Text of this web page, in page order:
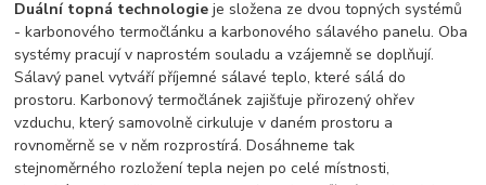
Duální topná technologie je složena ze dvou topných systémů
- karbonového termočlánku a karbonového sálavého panelu. Oba
systémy pracují v naprostém souladu a vzájemně se doplňují.
Sálavý panel vytváří příjemné sálavé teplo, které sálá do
prostoru. Karbonový termočlánek zajišťuje přirozený ohřev
vzduchu, který samovolně cirkuluje v daném prostoru a
rovnoměrně se v něm rozprostírá. Dosáhneme tak
stejnoměrného rozložení tepla nejen po celé místnosti,